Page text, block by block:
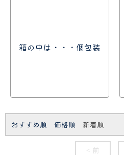
箱の中は・・・個包装
おすすめ順 価格順 新着順
< 前